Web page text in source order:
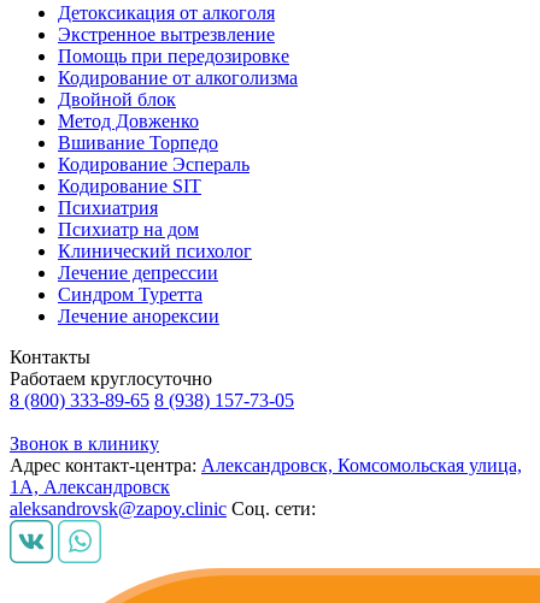
Детоксикация от алкоголя
Экстренное вытрезвление
Помощь при передозировке
Кодирование от алкоголизма
Двойной блок
Метод Довженко
Вшивание Торпедо
Кодирование Эспераль
Кодирование SIT
Психиатрия
Психиатр на дом
Клинический психолог
Лечение депрессии
Синдром Туретта
Лечение анорексии
Контакты
Работаем круглосуточно
8 (800) 333-89-65 8 (938) 157-73-05
Звонок в клинику
Адрес контакт-центра: Александровск, Комсомольская улица,
1А, Александровск
aleksandrovsk@zapoy.clinic Соц. сети: